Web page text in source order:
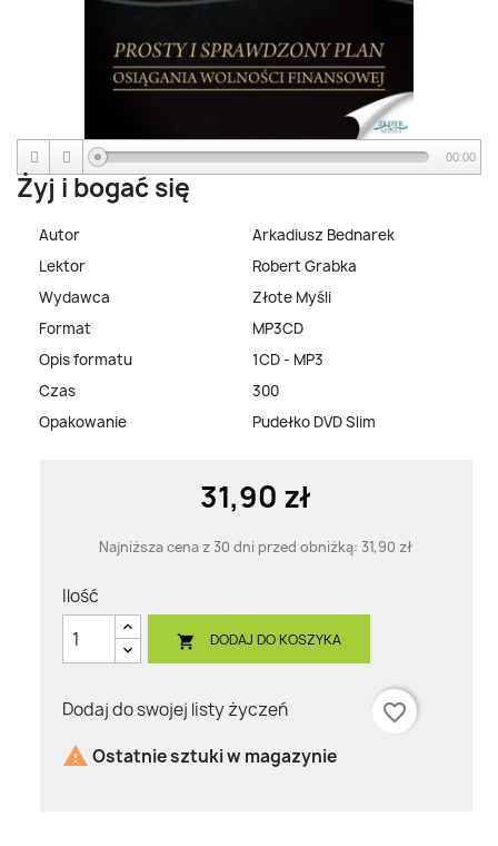
00:00
Żyj i bogać się
Autor
Arkadiusz Bednarek
Lektor
Robert Grabka
Wydawca
Złote Myśli
Format
MP3CD
Opis formatu
1CD - MP3
Czas
300
Opakowanie
Pudełko DVD Slim
31,90 zł
Najniższa cena z 30 dni przed obniżką: 31,90 zł
Ilość
 DODAJ DO KOSZYKA
Dodaj do swojej listy życzeń
favorite_border
 Ostatnie sztuki w magazynie